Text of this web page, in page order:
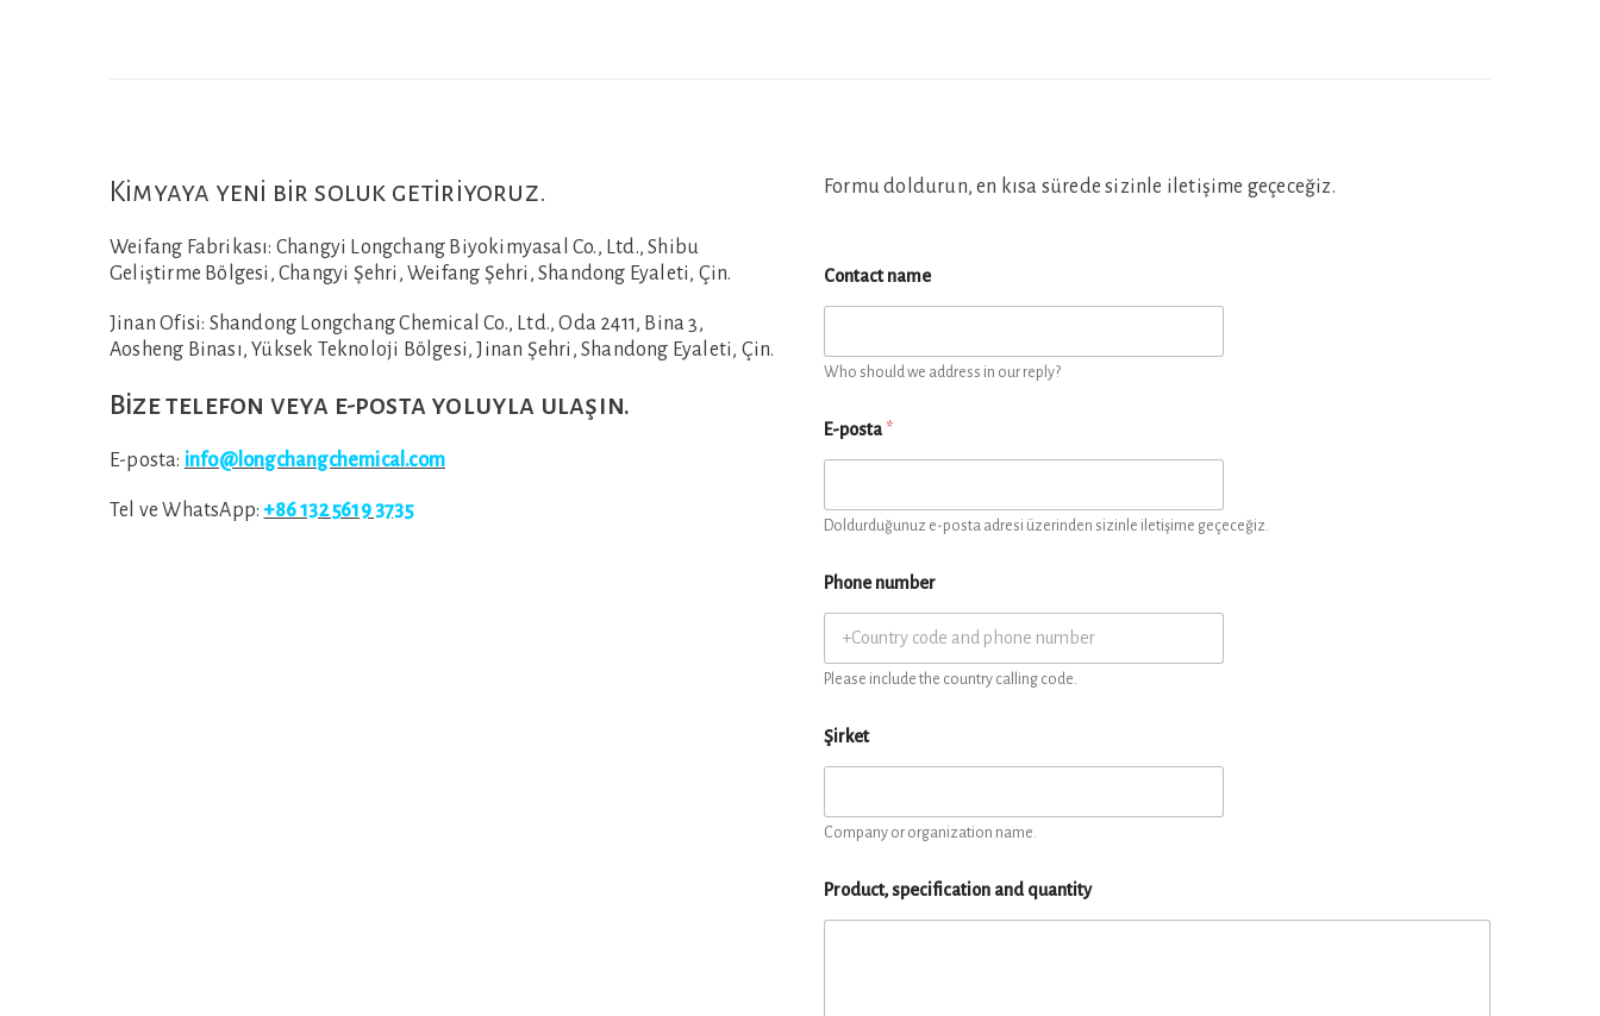
Kimyaya yeni bir soluk getiriyoruz.
Weifang Fabrikası: Changyi Longchang Biyokimyasal Co., Ltd., Shibu
Geliştirme Bölgesi, Changyi Şehri, Weifang Şehri, Shandong Eyaleti, Çin.
Jinan Ofisi: Shandong Longchang Chemical Co., Ltd., Oda 2411, Bina 3,
Aosheng Binası, Yüksek Teknoloji Bölgesi, Jinan Şehri, Shandong Eyaleti, Çin.
Bize telefon veya e-posta yoluyla ulaşın.
E-posta: info@longchangchemical.com
Tel ve WhatsApp:+86 132 5619 3735
Formu doldurun, en kısa sürede sizinle iletişime geçeceğiz.
Contact name
Who should we address in our reply?
E-posta *
Doldurduğunuz e-posta adresi üzerinden sizinle iletişime geçeceğiz.
Phone number
Please include the country calling code.
Şirket
Company or organization name.
Product, specification and quantity